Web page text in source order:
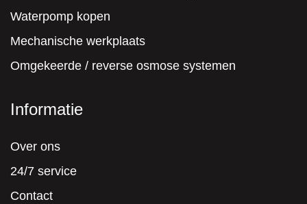
Waterpomp kopen
Mechanische werkplaats
Omgekeerde / reverse osmose systemen
Informatie
Over ons
24/7 service
Contact